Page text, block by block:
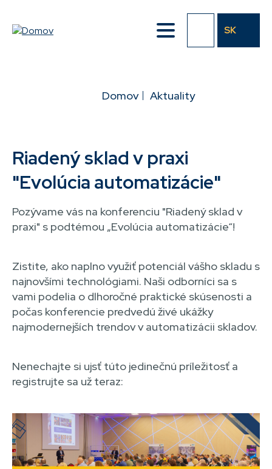
hlavnímu
SK
DROBEČKOVÁDomov Aktuality
Riadený sklad v praxi
"Evolúcia automatizácie"
Pozývame vás na konferenciu "Riadený sklad v
praxi" s podtémou „Evolúcia automatizácie“!
Zistite, ako naplno využiť potenciál vášho skladu s
najnovšími technológiami. Naši odborníci sa s
vami podelia o dlhoročné praktické skúsenosti a
počas konferencie predvedú živé ukážky
najmodernejších trendov v automatizácii skladov.
Nenechajte si ujsť túto jedinečnú príležitosť a
registrujte sa už teraz: